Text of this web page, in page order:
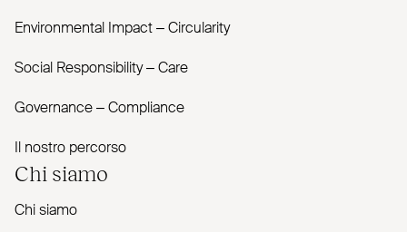
Envi­ronmental Impact – Cir­cularity
Social Responsibility – Care
Governance – Com­pliance
Il nostro percorso
Chi siamo
Chi siamo